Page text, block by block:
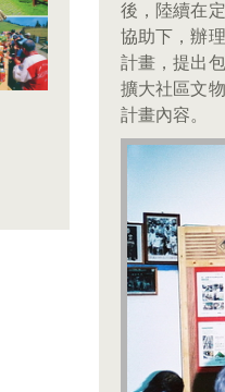
後，陸續在
協助下，辦
計畫，提出
擴大社區文
計畫內容。